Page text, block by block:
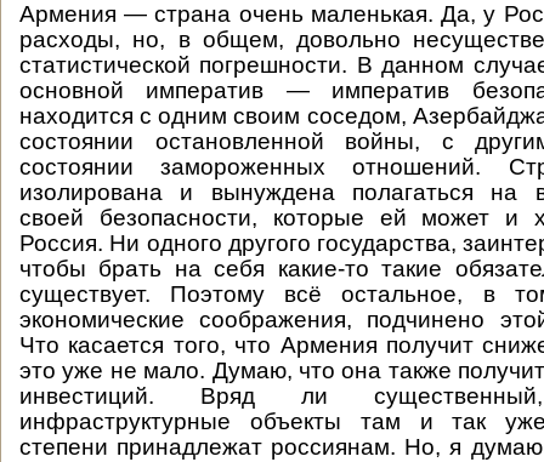
Армения — страна очень маленькая. Да, у
расходы, но, в общем, довольно
статистической погрешности. В данном
основной императив — императив
находится с одним своим соседом,
состоянии остановленной войны, с
состоянии замороженных отношений.
изолирована и вынуждена полагаться на
своей безопасности, которые ей может и
Россия. Ни одного другого государства,
чтобы брать на себя какие-то такие
существует. Поэтому всё остальное, в
экономические соображения, подчинено
Что касается того, что Армения получит
это уже не мало. Думаю, что она также
инвестиций. Вряд ли
инфраструктурные объекты там и так
степени принадлежат россиянам. Но, я